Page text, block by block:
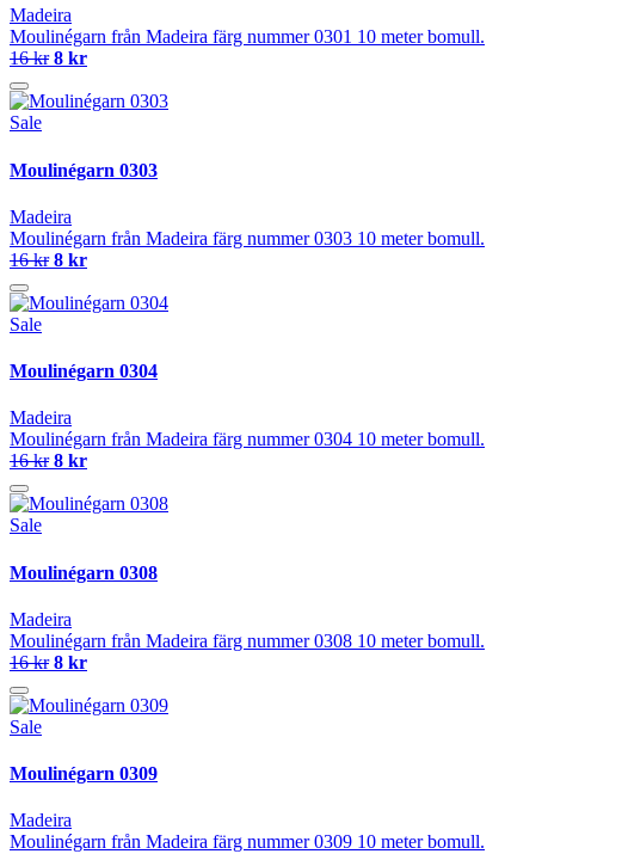
Madeira
Moulinégarn från Madeira färg nummer 0301 10 meter bomull.
16 kr 8 kr
Sale
Moulinégarn 0303
Madeira
Moulinégarn från Madeira färg nummer 0303 10 meter bomull.
16 kr 8 kr
Sale
Moulinégarn 0304
Madeira
Moulinégarn från Madeira färg nummer 0304 10 meter bomull.
16 kr 8 kr
Sale
Moulinégarn 0308
Madeira
Moulinégarn från Madeira färg nummer 0308 10 meter bomull.
16 kr 8 kr
Sale
Moulinégarn 0309
Madeira
Moulinégarn från Madeira färg nummer 0309 10 meter bomull.